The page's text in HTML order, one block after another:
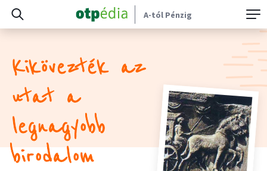
A-tól Pénzig
Kikövezték az
utat a
legnagyobb
birodalom